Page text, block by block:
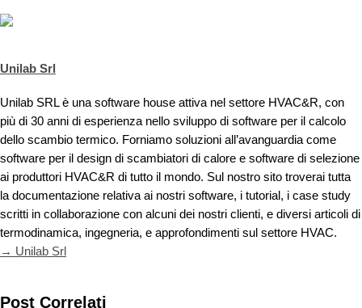
Unilab Srl
Unilab SRL è una software house attiva nel settore HVAC&R, con
più di 30 anni di esperienza nello sviluppo di software per il calcolo
dello scambio termico. Forniamo soluzioni all’avanguardia come
software per il design di scambiatori di calore e software di selezione
ai produttori HVAC&R di tutto il mondo. Sul nostro sito troverai tutta
la documentazione relativa ai nostri software, i tutorial, i case study
scritti in collaborazione con alcuni dei nostri clienti, e diversi articoli di
termodinamica, ingegneria, e approfondimenti sul settore HVAC.
→ Unilab Srl
Post Correlati